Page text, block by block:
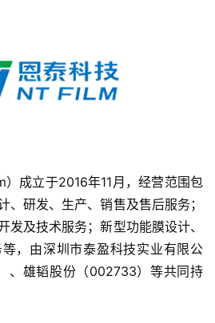
成立于2016年11月，经营范围包
、研发、生产、销售及售后服务；
发及技术服务；新型功能膜设计、
，由深圳市泰盈科技实业有限公
、雄韬股份（002733）等共同持